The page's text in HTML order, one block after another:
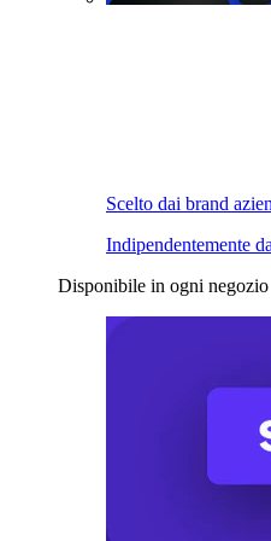
Scelto dai brand
Indipendentemente
Disponibile in ogni negozio